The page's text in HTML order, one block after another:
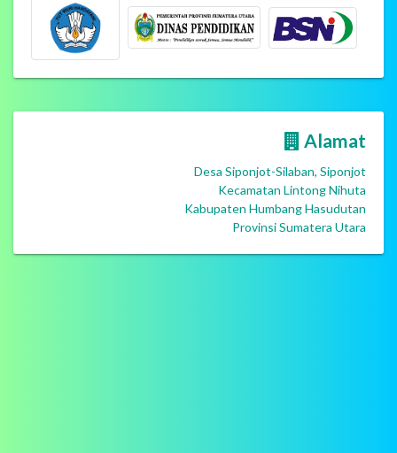
Alamat
Desa Siponjot-Silaban, Siponjot
Kecamatan Lintong Nihuta
Kabupaten Humbang Hasudutan
Provinsi Sumatera Utara